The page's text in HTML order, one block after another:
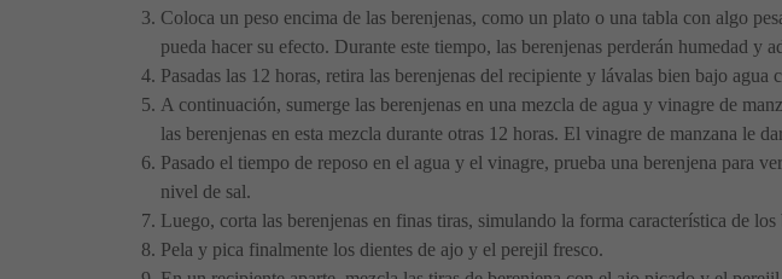
Coloca un peso encima de las berenjenas, como un plato o una tabla con algo
pueda hacer su efecto. Durante este tiempo, las berenjenas perderán humedad y
Pasadas las 12 horas, retira las berenjenas del recipiente y lávalas bien bajo agua
A continuación, sumerge las berenjenas en una mezcla de agua y vinagre de
las berenjenas en esta mezcla durante otras 12 horas. El vinagre de manzana le
Pasado el tiempo de reposo en el agua y el vinagre, prueba una berenjena para
nivel de sal.
Luego, corta las berenjenas en finas tiras, simulando la forma característica de los
Pela y pica finalmente los dientes de ajo y el perejil fresco.